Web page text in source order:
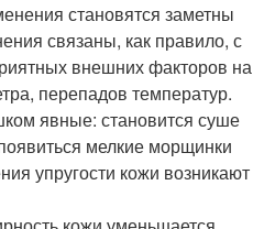
становятся заметны
связаны, как правило, с
внешних факторов на
перепадов температур.
явные: становится суше
мелкие морщинки
упругости кожи возникают